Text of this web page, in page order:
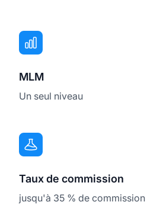
MLM
Un seul niveau
Taux de commission
jusqu'à 35 % de commission